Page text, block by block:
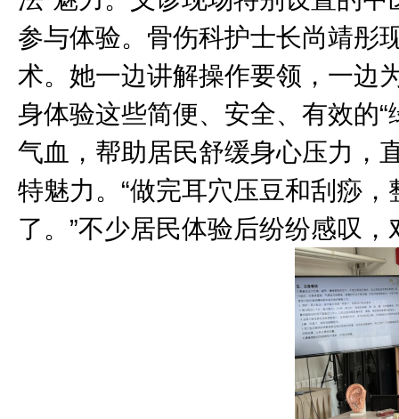
参与体验。骨伤科护士长尚靖彤
术。她一边讲解操作要领，一边
身体验这些简便、安全、有效的
气血，帮助居民舒缓身心压力，
特魅力。“做完耳穴压豆和刮痧
了。”不少居民体验后纷纷感叹